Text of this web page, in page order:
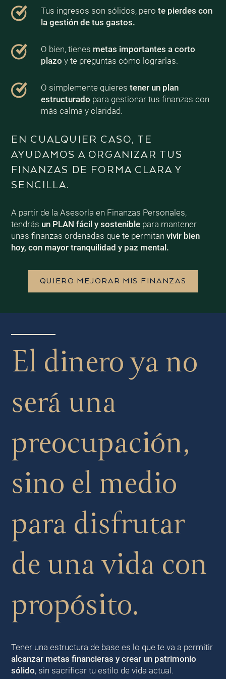
Tus ingresos son sólidos, pero te pierdes con
la gestión de tus gastos.
O bien, tienes metas importantes a corto
plazo y te preguntas cómo lograrlas.
O simplemente quieres tener un plan
estructurado para gestionar tus finanzas con
más calma y claridad.
EN CUALQUIER CASO, TE
AYUDAMOS A ORGANIZAR TUS
FINANZAS DE FORMA CLARA Y
SENCILLA.
A partir de la Asesoría en Finanzas Personales,
tendrás un PLAN fácil y sosteniblepara mantener
unas finanzas ordenadas que te permitan vivir bien
hoy, con mayor tranquilidad y paz mental.
QUIERO MEJORAR MIS FINANZAS
El dinero ya no
será una
preocupación,
sino el medio
para disfrutar
de una vida con
propósito.
Tener una estructura de base es lo que te va a permitir
alcanzar metas financieras y crear un patrimonio
sólido, sin sacrificar tu estilo de vida actual.